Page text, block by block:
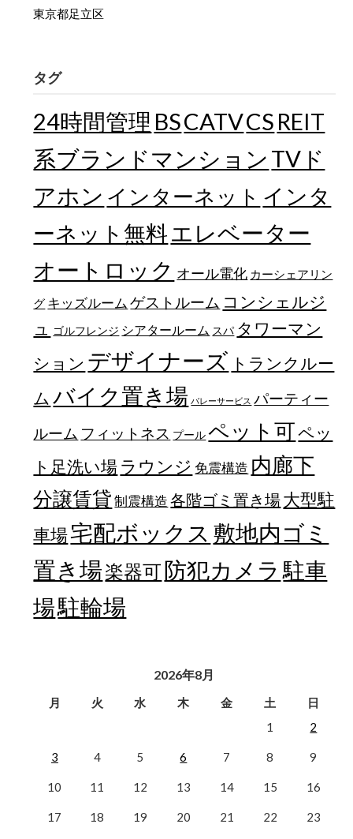
東京都足立区
タグ
24時間管理 BSCATVCS REIT
系ブランドマンション TVド
アホン インターネット インタ
ーネット無料エレベーター
オートロック オール電化 カーシェアリン
グ キッズルーム ゲストルーム コンシェルジ
ュ
ゴルフレンジ シアタールーム スパ タワーマン
ション デザイナーズ トランクルー
ム バイク置き場 バレーサービス パーティー
ルーム フィットネス プール ペット可ペッ
ト足洗い場 ラウンジ 免震構造 内廊下
分譲賃貸 制震構造 各階ゴミ置き場大型駐
車場宅配ボックス 敷地内ゴミ
置き場楽器可防犯カメラ 駐車
場駐輪場
2026年8月
月 火 水 木 金 土
日
1
2
3 4 5 6 7 8 9
10 11 12 13 14 15 16
17 18 19 20 21 22 23